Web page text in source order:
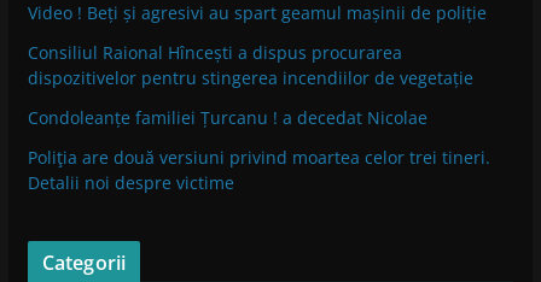
Video ! Beți și agresivi au spart geamul mașinii de poliție
Consiliul Raional Hîncești a dispus procurarea
dispozitivelor pentru stingerea incendiilor de vegetație
Condoleanțe familiei Țurcanu ! a decedat Nicolae
Poliţia are două versiuni privind moartea celor trei tineri.
Detalii noi despre victime
Categorii